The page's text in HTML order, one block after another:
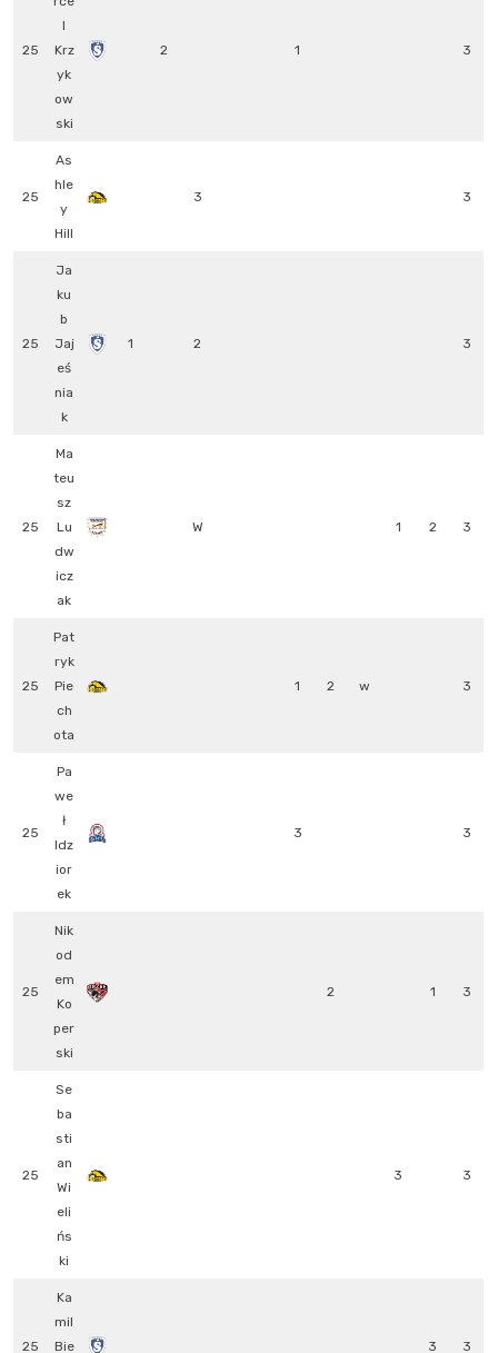
25
l
Krz
yk
ow
ski
2 1 3
25
As
hle
y
Hill
3 3
25
Ja
ku
b
Jaj
eś
nia
k
1 2 3
25
Ma
teu
sz
Lu
dw
icz
ak
W 1 2 3
25
Pat
ryk
Pie
ch
ota
1 2 w 3
25
Pa
we
ł
Idz
ior
ek
3 3
25
Nik
od
em
Ko
per
ski
2 1 3
25
Se
ba
sti
an
Wi
eli
ńs
ki
3 3
25
Ka
mil
Bie
3 3